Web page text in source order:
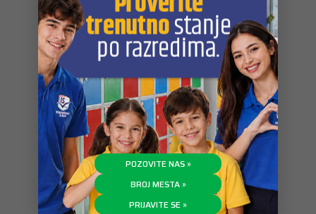
Galerija
POZOVITE NAS »
BROJ MESTA »
PRIJAVITE SE »